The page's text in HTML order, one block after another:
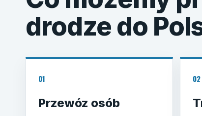
drodze do
01
Przewóz osób
02